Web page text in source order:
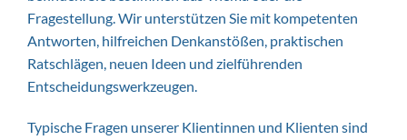
Fragestellung. Wir unterstützen Sie mit kompetenten
Antworten, hilfreichen Denkanstößen, praktischen
Ratschlägen, neuen Ideen und zielführenden
Entscheidungswerkzeugen.
Typische Fragen unserer Klientinnen und Klienten sind